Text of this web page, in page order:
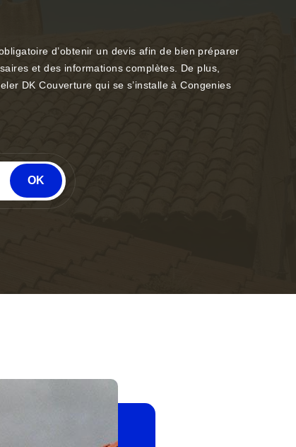
d’obtenir un devis afin de bien préparer
et des informations complètes. De plus,
DK Couverture qui se s’installe à Congenies